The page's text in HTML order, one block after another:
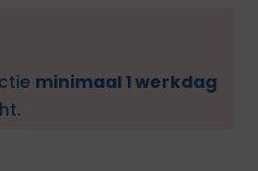
minimaal 1 werkdag